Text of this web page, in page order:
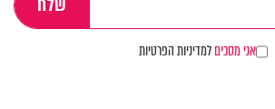
אני מסכיםלמדיניות הפרטיות